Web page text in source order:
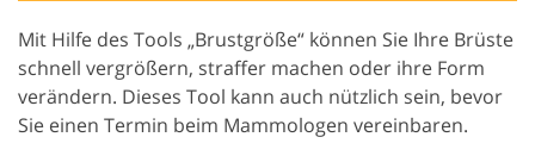
Mit Hilfe des Tools „Brustgröße“ können Sie Ihre Brüste
schnell vergrößern, straffer machen oder ihre Form
verändern. Dieses Tool kann auch nützlich sein, bevor
Sie einen Termin beim Mammologen vereinbaren.